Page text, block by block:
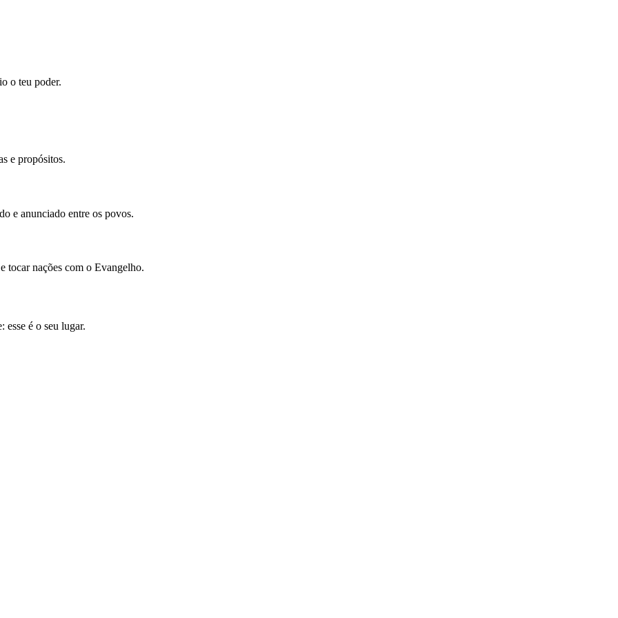
o teu poder.
e propósitos.
e anunciado entre os povos.
tocar nações com o Evangelho.
esse é o seu lugar.